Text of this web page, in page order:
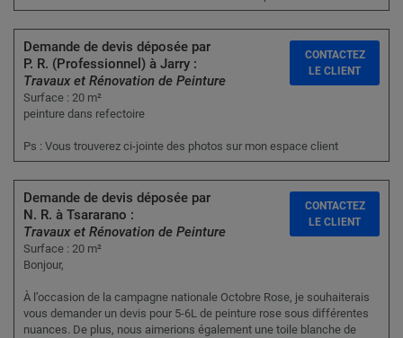
Demande de devis déposée par
P. R. (Professionnel) à Jarry :
Travaux et Rénovation de Peinture
Surface : 20 m²
peinture dans refectoire
Ps : Vous trouverez ci-jointe des photos sur mon espace client
CONTACTEZ
LE CLIENT
Demande de devis déposée par
N. R. à Tsararano :
Travaux et Rénovation de Peinture
Surface : 20 m²
Bonjour,
À l’occasion de la campagne nationale Octobre Rose, je souhaiterais
vous demander un devis pour 5-6L de peinture rose sous différentes
nuances. De plus, nous aimerions également une toile blanche de
CONTACTEZ
LE CLIENT